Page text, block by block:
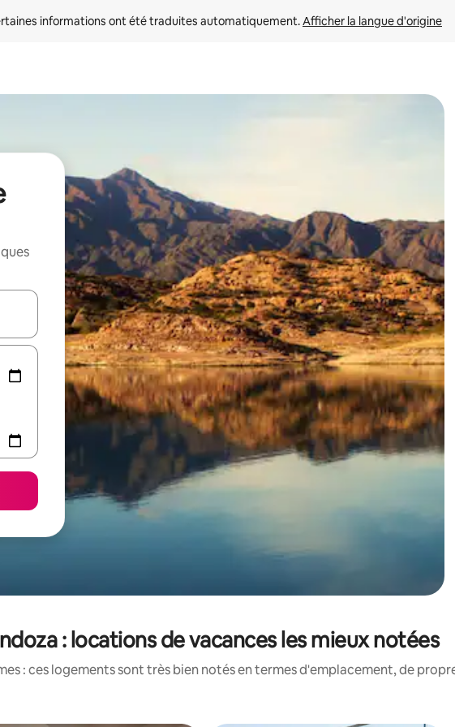
informations ont été traduites automatiquement. Afficher la langue d'origine
vers le haut et vers le bas pour les parcourir ou en appuyant et en faisant glisser.
: locations de vacances les mieux notées
: ces logements sont très bien notés en termes d'emplacement, de